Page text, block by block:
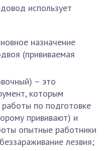
использует
назначение
(прививаемая
– это
которым
по подготовке
прививают) и
опытные работники
лезвия;